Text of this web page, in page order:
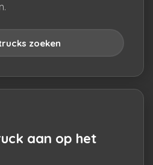
zoeken
aan op het